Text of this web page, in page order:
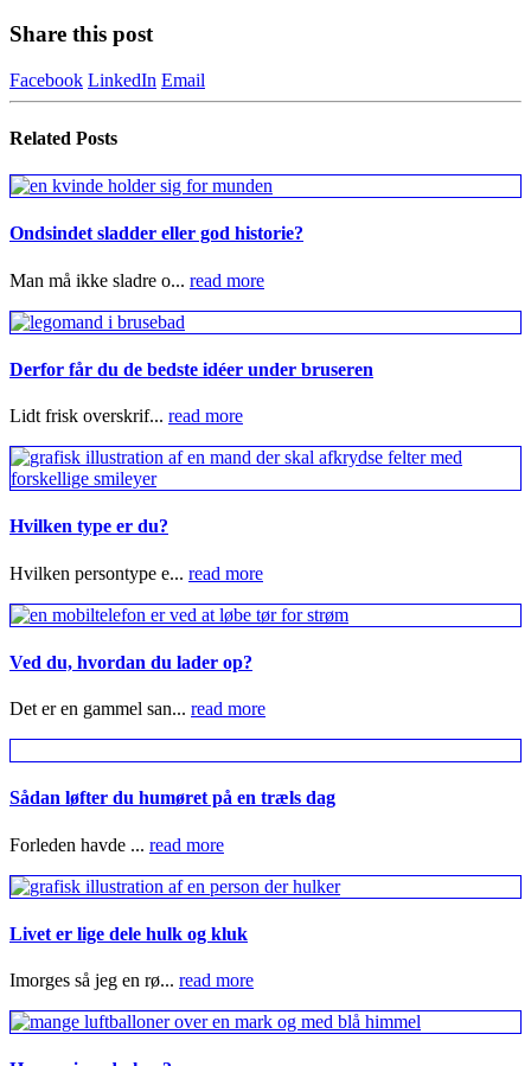
Share this post
Facebook LinkedIn Email
Related Posts
Ondsindet sladder eller god historie?
Man må ikke sladre o... read more
Derfor får du de bedste idéer under bruseren
Lidt frisk overskrif... read more
Hvilken type er du?
Hvilken persontype e... read more
Ved du, hvordan du lader op?
Det er en gammel san... read more
Sådan løfter du humøret på en træls dag
Forleden havde ... read more
Livet er lige dele hulk og kluk
Imorges så jeg en rø... read more